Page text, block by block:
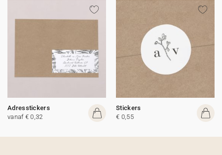
Adresstickers
vanaf € 0,32
Stickers
€ 0,55